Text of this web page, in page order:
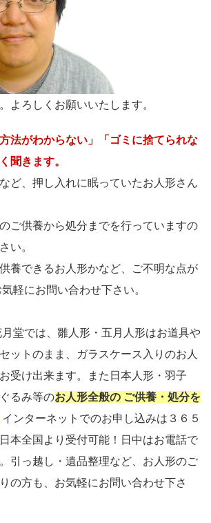
よろしくお願いいたします。
法がわからない」「ゴミに捨てられな
聞きます。
ど、押し入れに眠っていたお人形さん
ご供養から処分までを行っていますの
い。
養できるお人形かなど、ご不明な点が
軽にお問い合わせ下さい。
月堂では、雛人形・五月人形はお道具や
ットのまま、ガラスケース入りのお人
受け出来ます。また日本人形・羽子
るみ等のお人形全般の ご供養・処分を
インターネットでのお申し込みは３６５
本全国より受付可能！日中はお電話で
引っ越し・遺品整理など、お人形のご
の方も、お気軽にお問い合わせ下さ